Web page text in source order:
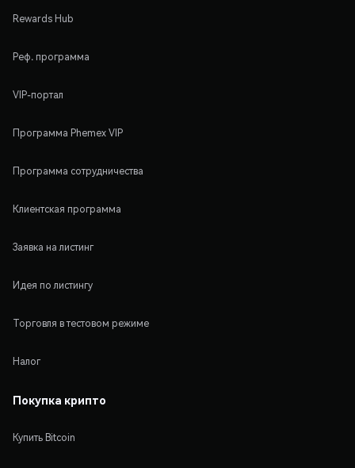
Rewards Hub
Реф. программа
VIP-портал
Программа Phemex VIP
Программа сотрудничества
Клиентская программа
Заявка на листинг
Идея по листингу
Торговля в тестовом режиме
Налог
Покупка крипто
Купить Bitcoin